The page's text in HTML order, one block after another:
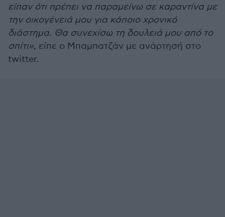
είπαν ότι πρέπει να παραμείνω σε καραντίνα με
την οικογένειά μου για κάποιο χρονικό
διάστημα. Θα συνεχίσω τη δουλειά μου από το
σπίτι», είπε ο Μπαμπατζάν με ανάρτησή στο
twitter.